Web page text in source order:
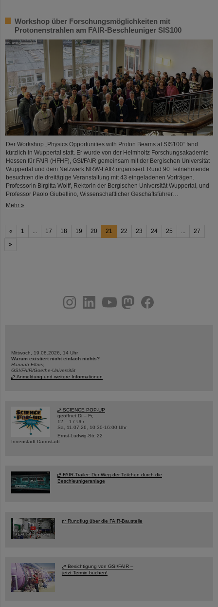
Workshop über Forschungsmöglichkeiten mit
Protonenstrahlen am FAIR-Beschleuniger SIS100
Der Workshop „Physics Opportunities with Proton Beams at SIS100“ fand
kürzlich in Wuppertal statt. Er wurde von der Helmholtz Forschungsakademie
Hessen für FAIR (HFHF), GSI/FAIR gemeinsam mit der Bergischen Universität
Wuppertal und dem Netzwerk NRW-FAIR organisiert. Rund 90 Teilnehmende
besuchten die dreitägige Veranstaltung mit 43 eingeladenen Vorträgen.
Professorin Birgitta Wolff, Rektorin der Bergischen Universität Wuppertal, und
Professor Paolo Giubellino, Wissenschaftlicher Geschäftsführer…
Mehr »
« 1 ... 17 18 19 20 21 22 23 24 25 ...
27
»
youtubehelmholtz.socialfacebook
Mittwoch, 19.08.2026, 14 Uhr
Warum existiert nicht einfach nichts?
Hannah Elfner,
GSI/FAIR/Goethe-Universität
Anmeldung und weitere Informationen
SCIENCE POP-UP
geöffnet Di – Fr,
12 – 17 Uhr
Sa, 11.07.26, 10:30-16:00 Uhr
Ernst-Ludwig-Str. 22
Innenstadt Darmstadt
FAIR-Trailer: Der Weg der Teilchen durch die
Beschleunigeranlage
Rundflug über die FAIR-Baustelle
Besichtigung von GSI/FAIR –
jetzt Termin buchen!